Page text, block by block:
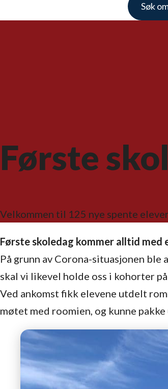
Søk
Første
Velkommen til 125 nye spente
Første skoledag kommer alltid med
På grunn av Corona-situasjonen
skal vi likevel holde oss i kohorter
Ved ankomst fikk elevene utdelt
møtet med roomien, og kunne